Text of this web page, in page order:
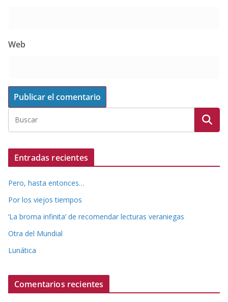
Web
Entradas recientes
Pero, hasta entonces…
Por los viejos tiempos
‘La broma infinita’ de recomendar lecturas veraniegas
Otra del Mundial
Lunática
Comentarios recientes